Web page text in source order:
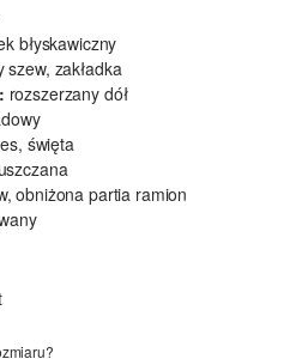
błyskawiczny
szew, zakładka
rozszerzany dół
święta
obniżona partia ramion